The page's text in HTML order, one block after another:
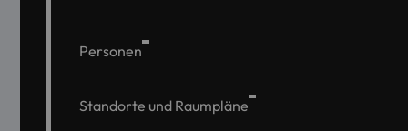
Personen
Standorte und Raumpläne